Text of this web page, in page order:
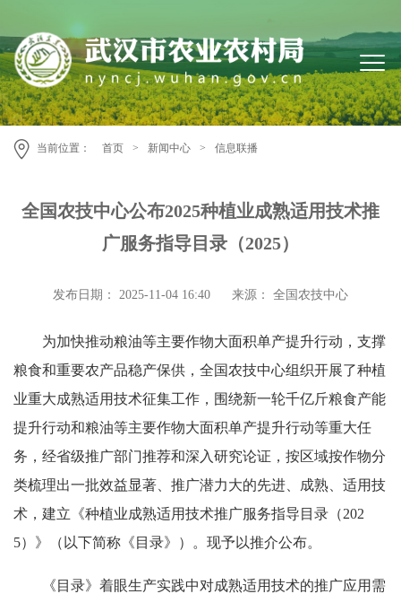
当前位置： 首页 > 新闻中心 > 信息联播
全国农技中心公布2025种植业成熟适用技术推
广服务指导目录（2025）
发布日期： 2025-11-04 16:40 来源： 全国农技中心
为加快推动粮油等主要作物大面积单产提升行动，支撑
粮食和重要农产品稳产保供，全国农技中心组织开展了种植
业重大成熟适用技术征集工作，围绕新一轮千亿斤粮食产能
提升行动和粮油等主要作物大面积单产提升行动等重大任
务，经省级推广部门推荐和深入研究论证，按区域按作物分
类梳理出一批效益显著、推广潜力大的先进、成熟、适用技
术，建立《种植业成熟适用技术推广服务指导目录（202
5）》（以下简称《目录》）。现予以推介公布。
《目录》着眼生产实践中对成熟适用技术的推广应用需